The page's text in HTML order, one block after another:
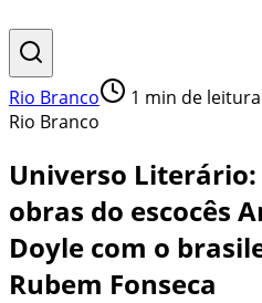
Rio Branco 1 min de leitura
Rio Branco
Universo Literário:
obras do escocês
Doyle com o
Rubem Fonseca